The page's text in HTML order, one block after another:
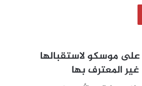
على موسكو لاستقبالها
المعترف بها